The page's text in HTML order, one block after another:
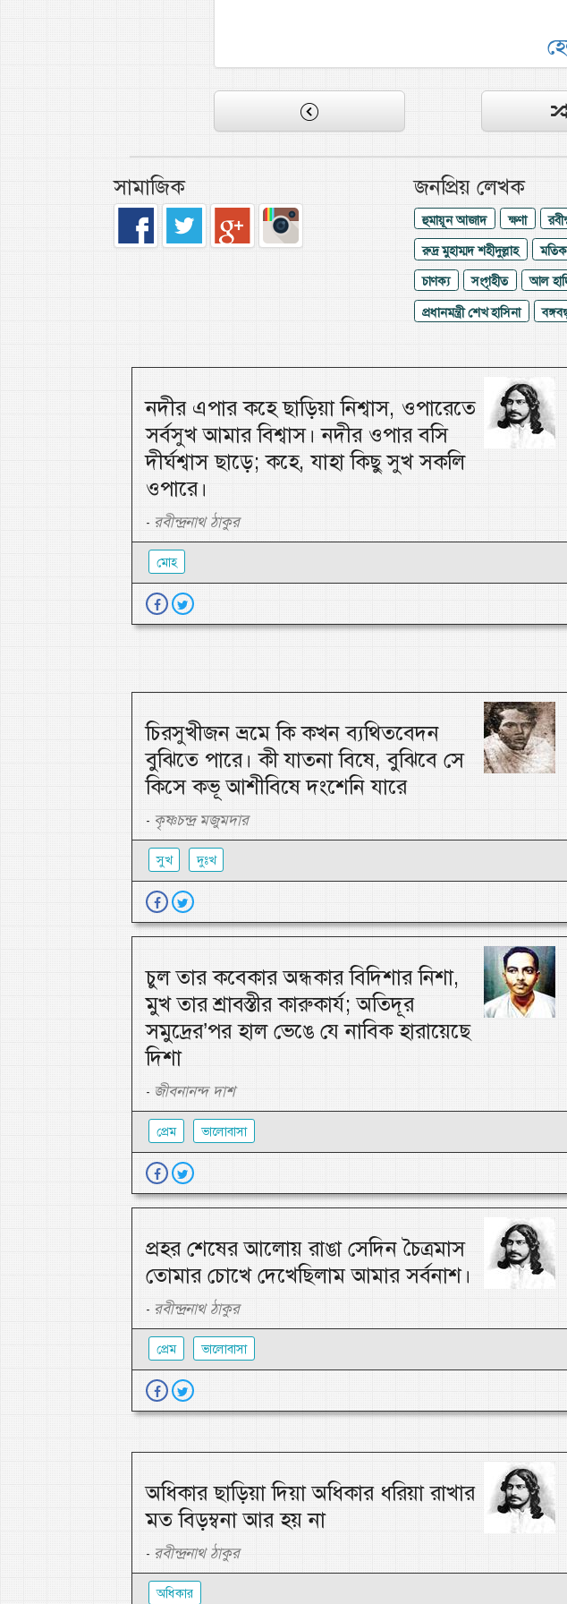
সামাজিক জনপ্রিয় লেখক
হুমায়ূন আজাদ ক্ষণা
রুদ্র মুহাম্মদ শহীদুল্লাহ
চাণক্য
সংগৃহীত আল
প্রধানমন্ত্রী শেখ হাসিনা
নদীর এপার কহে ছাড়িয়া নিশ্বাস, ওপারেতে
সর্বসুখ আমার বিশ্বাস। নদীর ওপার বসি
দীর্ঘশ্বাস ছাড়ে; কহে, যাহা কিছু সুখ সকলি
ওপারে।
- রবীন্দ্রনাথ ঠাকুর
মোহ
চিরসুখীজন ভ্রমে কি কখন ব্যথিতবেদন
বুঝিতে পারে। কী যাতনা বিষে, বুঝিবে সে
কিসে কভূ আশীবিষে দংশেনি যারে
- কৃষ্ণচন্দ্র মজুমদার
সুখ দুঃখ
চুল তার কবেকার অন্ধকার বিদিশার নিশা,
মুখ তার শ্রাবস্তীর কারুকার্য; অতিদূর
সমুদ্রের’পর হাল ভেঙে যে নাবিক হারায়েছে
দিশা
- জীবনানন্দ দাশ
প্রেম ভালোবাসা
প্রহর শেষের আলোয় রাঙা সেদিন চৈত্রমাস
তোমার চোখে দেখেছিলাম আমার সর্বনাশ।
- রবীন্দ্রনাথ ঠাকুর
প্রেম ভালোবাসা
অধিকার ছাড়িয়া দিয়া অধিকার ধরিয়া রাখার
মত বিড়ম্বনা আর হয় না
- রবীন্দ্রনাথ ঠাকুর
অধিকার